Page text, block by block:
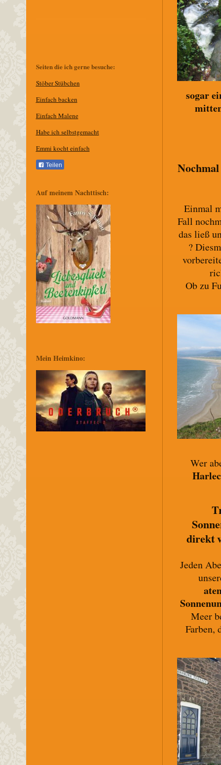
sogar
Einmal
Fall
das ließ
?
Ob zu
Wer
direkt
Jeden
Meer
Farben,
Seiten die ich gerne besuche:
Stöber Stübchen
Einfach backen
Einfach Malene
Habe ich selbstgemacht
Emmi kocht einfach
Teilen
Auf meinem Nachttisch:
Mein Heimkino: